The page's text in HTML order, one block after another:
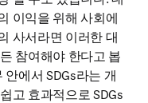
이익을 위해 사회에
사서라면 이러한 대
참여해야 한다고 봅
에서 SDGs라는 개
고 효과적으로 SDGs